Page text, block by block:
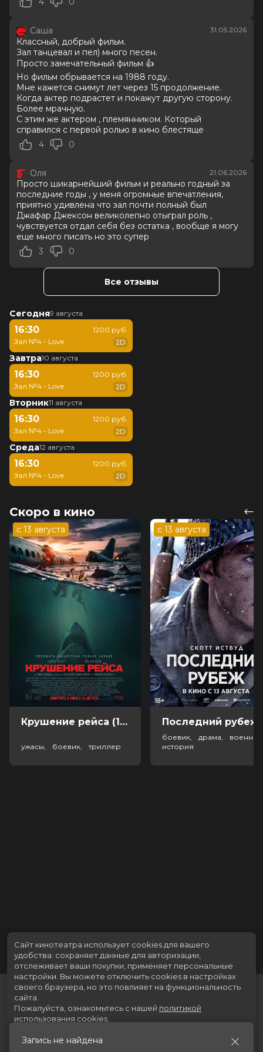
Страна
Слоган
—
Режиссер
Антуан Фукуа
Актеры
Джаафар Джексон, Джулиано
Вальди, Колман Доминго, Ниа Лонг,
Майлз Теллер, Кендрик Сэмпсон, Кэт
Грэм, Лора Хэрриер, Лоренц Тейт,
Дерек Люк
Продюсеры
Джон Бранка, Грэм Кинг, Джон
Сценаристы
Длительность
В прокате
с 23 июня до 12 августа
Меморандум
до 3 июня
Саша 31.05.2026
Классный, добрый фильм.
Зал танцевал и пел) много песен.
Просто замечательный фильм 👍
Но фильм обрывается на 1988 году.
Мне кажется снимут лет через 15 продолжение.
Когда актер подрастет и покажут другую сторону.
Более мрачную.
С этим же актером , племянником. Который
справился с первой ролью в кино блестяще
4
0
Оля 21.06.2026
Просто шикарнейший фильм и реально годный за
последние годы , у меня огромные впечатления,
приятно удивлена что зал почти полный был
Джафар Джексон великолепно отыграл роль ,
чувствуется отдал себя без остатка , вообще я могу
еще много писать но это супер
3
0
Все отзывы
Сегодня9 августа
16:30
Зал №4 - Love
1200 руб.
2D
Завтра10 августа
16:30
Зал №4 - Love
1200 руб.
2D
Вторник11 августа
16:30
Зал №4 - Love
1200 руб.
2D
Среда12 августа
16:30
Зал №4 - Love
1200 руб.
2D
Скоро в кино
с 13 августа
Крушение рейса (18+)
ужасы, боевик, триллер
с 13 августа
боевик, драма,
история
Запись не найдена
Сайт кинотеатра использует cookies для вашего
удобства: сохраняет данные для авторизации,
отслеживает ваши покупки, применяет персональные
настройки. Вы можете отключить cookies в настройках
своего браузера, но это повлияет на функциональность
сайта.
Пожалуйста, ознакомьтесь с нашей политикой
использования cookies